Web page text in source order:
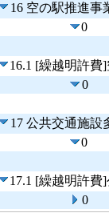
16 空の駅推進事
0
16.1 [繰越明許費
0
17 公共交通施設
0
17.1 [繰越明許
0